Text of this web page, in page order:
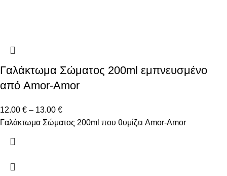
Γαλάκτωμα Σώματος 200ml εμπνευσμένο
από Amor-Amor
12.00 € – 13.00 €
Γαλάκτωμα Σώματος 200ml που θυμίζει Amor-Amor